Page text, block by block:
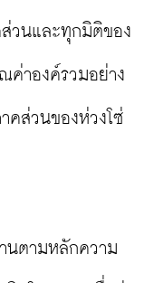
วนและทุกมิติของ
ค่าองค์รวมอย่าง
คส่วนของห่วงโซ่
นตามหลักความ